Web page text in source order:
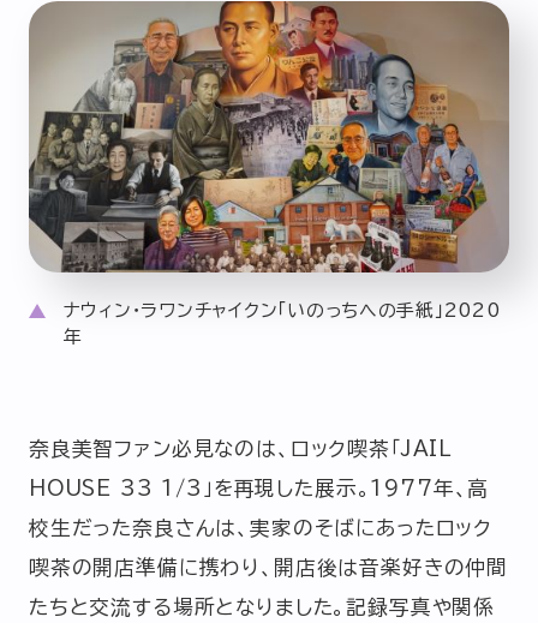
ナウィン・ラワンチャイクン「いのっちへの手紙」2020
年
奈良美智ファン必見なのは、ロック喫茶「JAIL
HOUSE 33 1/3」を再現した展示。1977年、高
校生だった奈良さんは、実家のそばにあったロック
喫茶の開店準備に携わり、開店後は音楽好きの仲間
たちと交流する場所となりました。記録写真や関係